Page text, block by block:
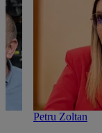
Petru Zoltan